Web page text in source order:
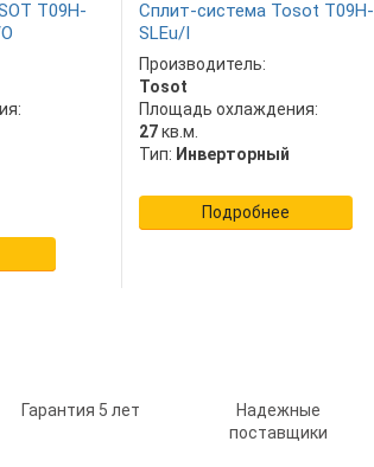
T09H-
Сплит-система Tosot T09H-
SLEu/I
Производитель:
Tosot
Площадь охлаждения:
27кв.м.
Тип: Инверторный
Подробнее
Гарантия 5 лет
Надежные
поставщики